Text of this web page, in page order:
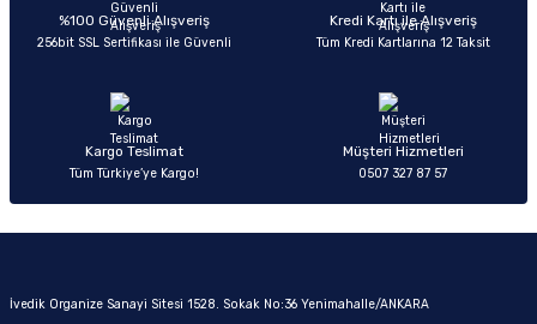
%100 Güvenli Alışveriş
256bit SSL Sertifikası ile Güvenli
Kredi Kartı ile Alışveriş
Tüm Kredi Kartlarına 12 Taksit
Kargo Teslimat
Tüm Türkiye’ye Kargo!
Müşteri Hizmetleri
0507 327 87 57
İvedik Organize Sanayi Sitesi 1528. Sokak No:36 Yenimahalle/ANKARA